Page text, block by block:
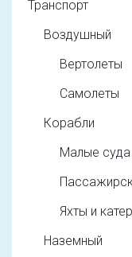
Транспорт
Воздушный
Вертолеты
Самолеты
Корабли
Малые суда
Яхты и
Наземный